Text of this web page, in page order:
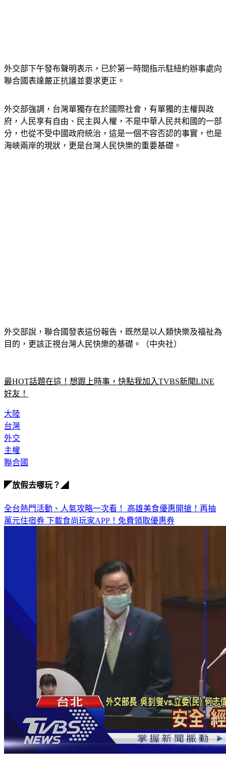
外交部下午發布聲明表示，已於第一時間指示駐紐約辦事處向
外交部強調，台灣單獨存在於國際社會，有單獨的主權與政
府，人民享有自由、民主與人權，不是中華人民共和國的一部
分，也從不受中國政府統治，這是一個不容否認的事實，也是
外交部說，聯合國發表這份報告，既然是以人類快樂及福祉為
最HOT話題在這！想跟上時事，快點我加入TVBS新聞LINE
大陸
台灣
外交
主權
全台熱門活動、人氣攻略一次看！高雄美食優惠開搶！再抽